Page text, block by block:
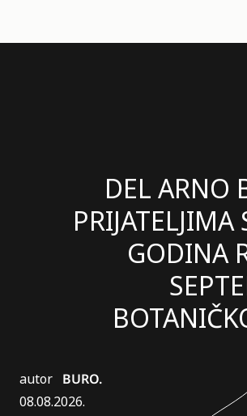
DEL ARNO
PRIJATELJIMA
GODINA
autor BURO.
08.08.2026.